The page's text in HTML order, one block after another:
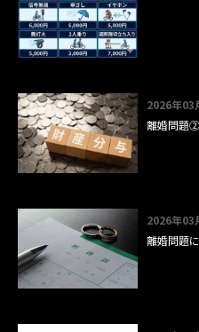
2026年03
離婚問題②
2026年03
離婚問題